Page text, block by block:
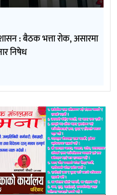
: बैठक भत्ता रोक, असारमा
निषेध